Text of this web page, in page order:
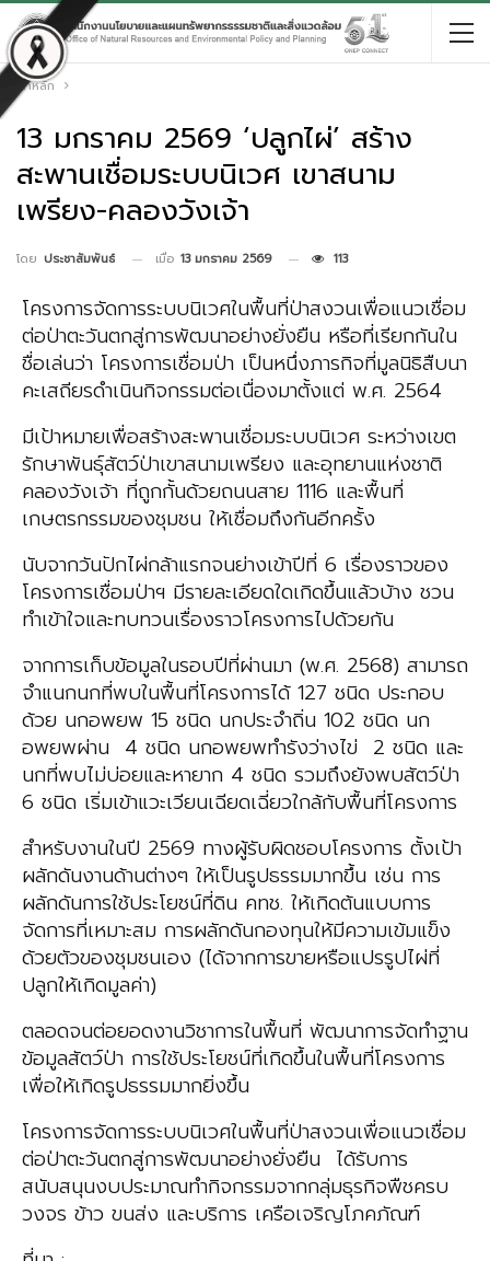
หน้าหลัก
13 มกราคม 2569 ‘ปลูกไผ่’ สร้าง
สะพานเชื่อมระบบนิเวศ เขาสนาม
เพรียง-คลองวังเจ้า
โดย ประชาสัมพันธ์ เมื่อ 13 มกราคม 2569 113
โครงการจัดการระบบนิเวศในพื้นที่ป่าสงวนเพื่อแนวเชื่อม
ต่อป่าตะวันตกสู่การพัฒนาอย่างยั่งยืน หรือที่เรียกกันใน
ชื่อเล่นว่า โครงการเชื่อมป่า เป็นหนึ่งภารกิจที่มูลนิธิสืบนา
คะเสถียรดำเนินกิจกรรมต่อเนื่องมาตั้งแต่ พ.ศ. 2564
มีเป้าหมายเพื่อสร้างสะพานเชื่อมระบบนิเวศ ระหว่างเขต
รักษาพันธุ์สัตว์ป่าเขาสนามเพรียง และอุทยานแห่งชาติ
คลองวังเจ้า ที่ถูกกั้นด้วยถนนสาย 1116 และพื้นที่
เกษตรกรรมของชุมชน ให้เชื่อมถึงกันอีกครั้ง
นับจากวันปักไผ่กล้าแรกจนย่างเข้าปีที่ 6 เรื่องราวของ
โครงการเชื่อมป่าฯ มีรายละเอียดใดเกิดขึ้นแล้วบ้าง ชวน
ทำเข้าใจและทบทวนเรื่องราวโครงการไปด้วยกัน
จากการเก็บข้อมูลในรอบปีที่ผ่านมา (พ.ศ. 2568) สามารถ
จำแนกนกที่พบในพื้นที่โครงการได้ 127 ชนิด ประกอบ
ด้วย นกอพยพ 15 ชนิด นกประจำถิ่น 102 ชนิด นก
อพยพผ่าน 4 ชนิด นกอพยพทำรังว่างไข่ 2 ชนิด และ
นกที่พบไม่บ่อยและหายาก 4 ชนิด รวมถึงยังพบสัตว์ป่า
6 ชนิด เริ่มเข้าแวะเวียนเฉียดเฉี่ยวใกล้กับพื้นที่โครงการ
สำหรับงานในปี 2569 ทางผู้รับผิดชอบโครงการ ตั้งเป้า
ผลักดันงานด้านต่างๆ ให้เป็นรูปธรรมมากขึ้น เช่น การ
ผลักดันการใช้ประโยชน์ที่ดิน คทช. ให้เกิดต้นแบบการ
จัดการที่เหมาะสม การผลักดันกองทุนให้มีความเข้มแข็ง
ด้วยตัวของชุมชนเอง (ได้จากการขายหรือแปรรูปไผ่ที่
ปลูกให้เกิดมูลค่า)
ตลอดจนต่อยอดงานวิชาการในพื้นที่ พัฒนาการจัดทำฐาน
ข้อมูลสัตว์ป่า การใช้ประโยชน์ที่เกิดขึ้นในพื้นที่โครงการ
เพื่อให้เกิดรูปธรรมมากยิ่งขึ้น
โครงการจัดการระบบนิเวศในพื้นที่ป่าสงวนเพื่อแนวเชื่อม
ต่อป่าตะวันตกสู่การพัฒนาอย่างยั่งยืน ได้รับการ
สนับสนุนงบประมาณทำกิจกรรมจากกลุ่มธุรกิจพืชครบ
วงจร ข้าว ขนส่ง และบริการ เครือเจริญโภคภัณฑ์